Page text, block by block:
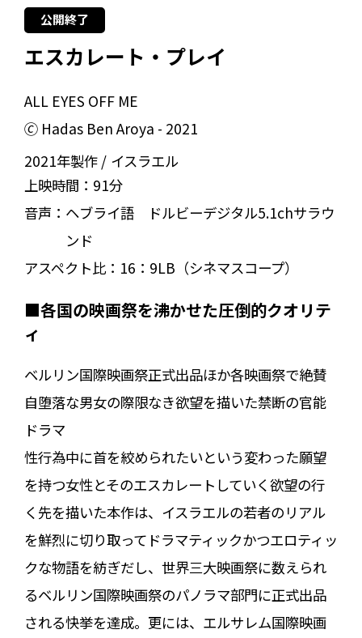
公開終了
エスカレート・プレイ
ALL EYES OFF ME
🄫 Hadas Ben Aroya - 2021
2021年製作
イスラエル
上映時間： 91分
音声： ヘブライ語 ドルビーデジタル5.1chサラウ
ンド
アスペクト比： 16：9LB（シネマスコープ）
■各国の映画祭を沸かせた圧倒的クオリテ
ィ
ベルリン国際映画祭正式出品ほか各映画祭で絶賛
自堕落な男女の際限なき欲望を描いた禁断の官能
ドラマ
性行為中に首を絞められたいという変わった願望
を持つ女性とそのエスカレートしていく欲望の行
く先を描いた本作は、イスラエルの若者のリアル
を鮮烈に切り取ってドラマティックかつエロティッ
クな物語を紡ぎだし、世界三大映画祭に数えられ
るベルリン国際映画祭のパノラマ部門に正式出品
される快挙を達成。更には、エルサレム国際映画